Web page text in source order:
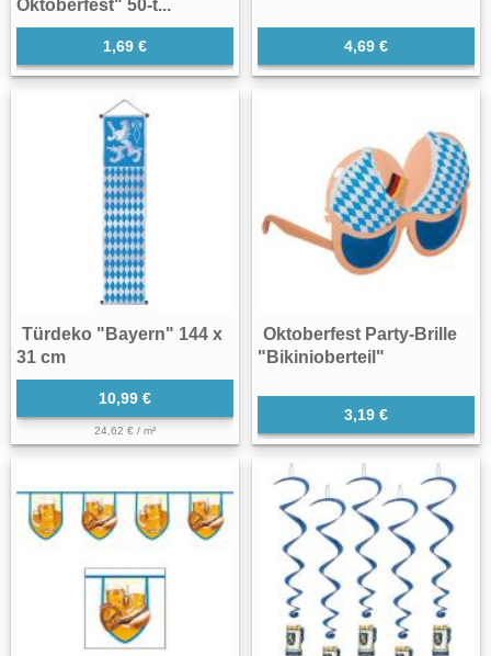
Oktoberfest" 50-t...
1,69 € 4,69 €
Türdeko "Bayern" 144 x
31 cm
10,99 €
24,62 € / m²
Oktoberfest Party-Brille
"Bikinioberteil"
3,19 €